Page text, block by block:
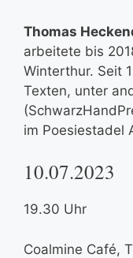
Thomas
arbeitete bis
Winterthur. Seit
Texten, unter
im Poesiestadel
10.07.2023
19.30 Uhr
Coalmine Café,